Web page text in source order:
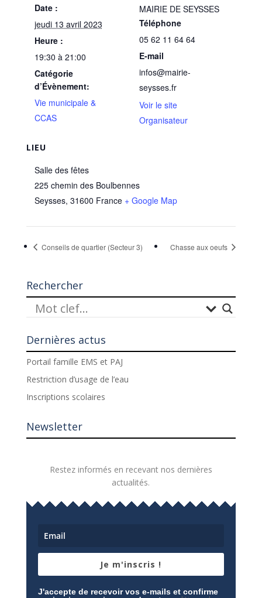
Date :
jeudi 13 avril 2023
Heure :
19:30 à 21:00
Catégorie
d’Évènement:
Vie municipale &
CCAS
LIEU
Salle des fêtes
225 chemin des Boulbennes
Seysses, 31600 France + Google Map
MAIRIE DE SEYSSES
Téléphone
05 62 11 64 64
E-mail
infos@mairie-
seysses.fr
Voir le site
Organisateur
Conseils de quartier (Secteur 3) Chasse aux oeufs
Rechercher
Dernières actus
Portail famille EMS et PAJ
Restriction d’usage de l’eau
Inscriptions scolaires
Newsletter
Restez informés en recevant nos dernières
actualités.
Je m'inscris !
J'accepte de recevoir vos e-mails et confirme